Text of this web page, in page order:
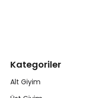
Kategoriler
Alt Giyim